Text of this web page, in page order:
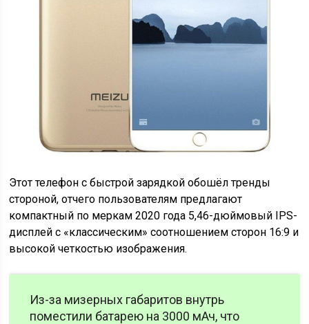
Этот телефон с быстрой зарядкой обошёл тренды
стороной, отчего пользователям предлагают
компактный по меркам 2020 года 5,46-дюймовый IPS-
дисплей с «классическим» соотношением сторон 16:9 и
высокой четкостью изображения.
Из-за мизерных габаритов внутрь
поместили батарею на 3000 мАч, что